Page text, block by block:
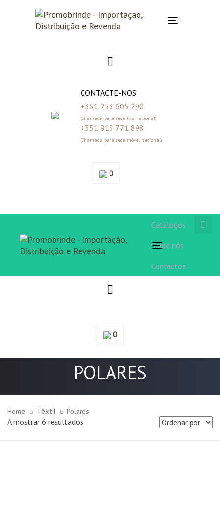
Toggle
CONTACTE-NOS
+351 253 605 290
(Chamada para rede fixa nacional)
+351 915 771 898
(Chamada para rede móvel nacional)
0
Toggle
Catálogos
Sobre nós
Contactos
0
POLARES
Home Têxtil Polares
A mostrar 6 resultados